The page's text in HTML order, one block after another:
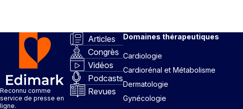
Reconnu comme
service de presse en
ligne.
Articles
Congrès
Vidéos
Podcasts
Revues
Domaines thérapeutiques
Cardiologie
Cardiorénal et Métabolisme
Dermatologie
Gynécologie